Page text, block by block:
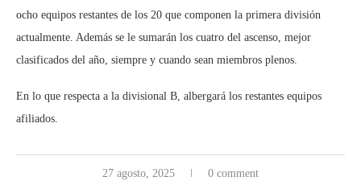
ocho equipos restantes de los 20 que componen la primera división
actualmente. Además se le sumarán los cuatro del ascenso, mejor
clasificados del año, siempre y cuando sean miembros plenos.
En lo que respecta a la divisional B, albergará los restantes equipos
afiliados.
27 agosto, 2025 0 comment